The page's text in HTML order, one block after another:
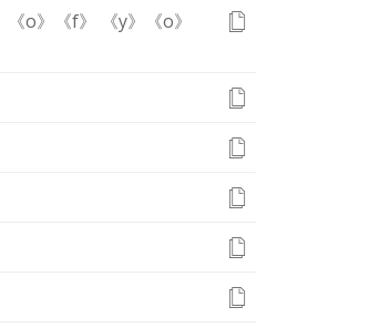
《o》 《f》 《y》
《o》